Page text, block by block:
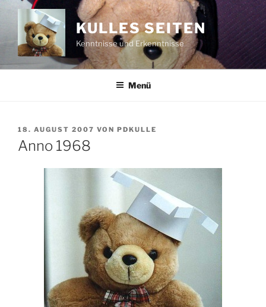
Zum
springen
KULLES SEITEN
Kenntnisse und Erkenntnisse
Menü
VERÖFFENTLICHT
AM
18. AUGUST 2007 VON PDKULLE
Anno 1968